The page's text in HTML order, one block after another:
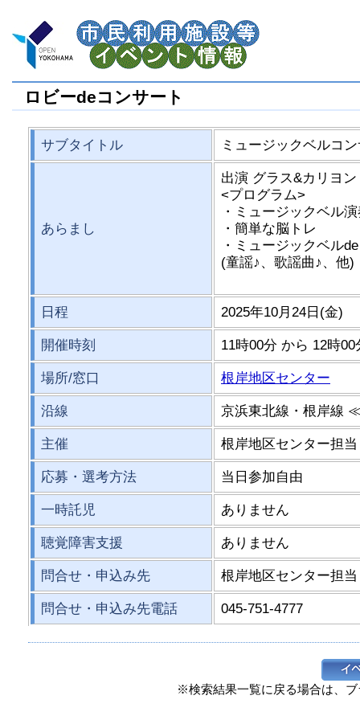
ロビーdeコンサート
サブタイトル ミュージックベルコ
あらまし
出演 グラス&カリヨン
<プログラム>
・ミュージックベル
・簡単な脳トレ
・ミュージックベル
(童謡♪、歌謡曲♪、他)
日程 2025年10月24日(金)
開催時刻 11時00分 から 12時00
場所/窓口 根岸地区センター
沿線 京浜東北線・根岸線
主催 根岸地区センター担当
応募・選考方法 当日参加自由
一時託児 ありません
聴覚障害支援 ありません
問合せ・申込み先 根岸地区センター担当
問合せ・申込み先電話 045-751-4777
※検索結果一覧に戻る場合は、